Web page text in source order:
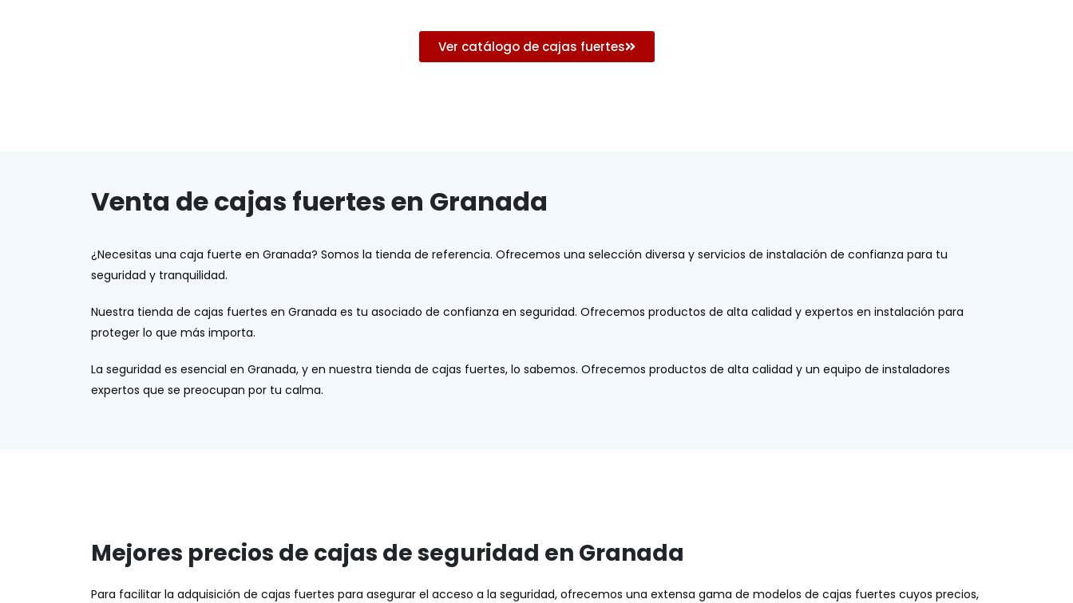
Ver catálogo de cajas fuertes
Venta de cajas fuertes en Granada
¿Necesitas una caja fuerte en Granada? Somos la tienda de referencia. Ofrecemos una selección diversa y servicios de instalación de confianza para tu
seguridad y tranquilidad.
Nuestra tienda de cajas fuertes en Granada es tu asociado de confianza en seguridad. Ofrecemos productos de alta calidad y expertos en instalación para
proteger lo que más importa.
La seguridad es esencial en Granada, y en nuestra tienda de cajas fuertes, lo sabemos. Ofrecemos productos de alta calidad y un equipo de instaladores
expertos que se preocupan por tu calma.
Mejores precios de cajas de seguridad en Granada
Para facilitar la adquisición de cajas fuertes para asegurar el acceso a la seguridad, ofrecemos una extensa gama de modelos de cajas fuertes cuyos precios,